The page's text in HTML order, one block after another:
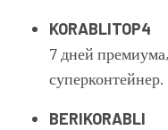
KORABLITOP4
7 дней
суперконтейнер.
BERIKORABLI